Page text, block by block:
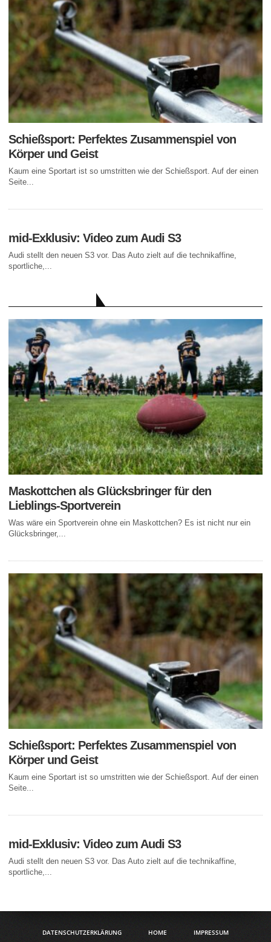
Schießsport: Perfektes Zusammenspiel von
Körper und Geist
Kaum eine Sportart ist so umstritten wie der Schießsport. Auf der einen
Seite...
mid-Exklusiv: Video zum Audi S3
Audi stellt den neuen S3 vor. Das Auto zielt auf die technikaffine,
sportliche,...
Maskottchen als Glücksbringer für den
Lieblings-Sportverein
Was wäre ein Sportverein ohne ein Maskottchen? Es ist nicht nur ein
Glücksbringer,...
Schießsport: Perfektes Zusammenspiel von
Körper und Geist
Kaum eine Sportart ist so umstritten wie der Schießsport. Auf der einen
Seite...
mid-Exklusiv: Video zum Audi S3
Audi stellt den neuen S3 vor. Das Auto zielt auf die technikaffine,
sportliche,...
DATENSCHUTZERKLÄRUNG HOME IMPRESSUM